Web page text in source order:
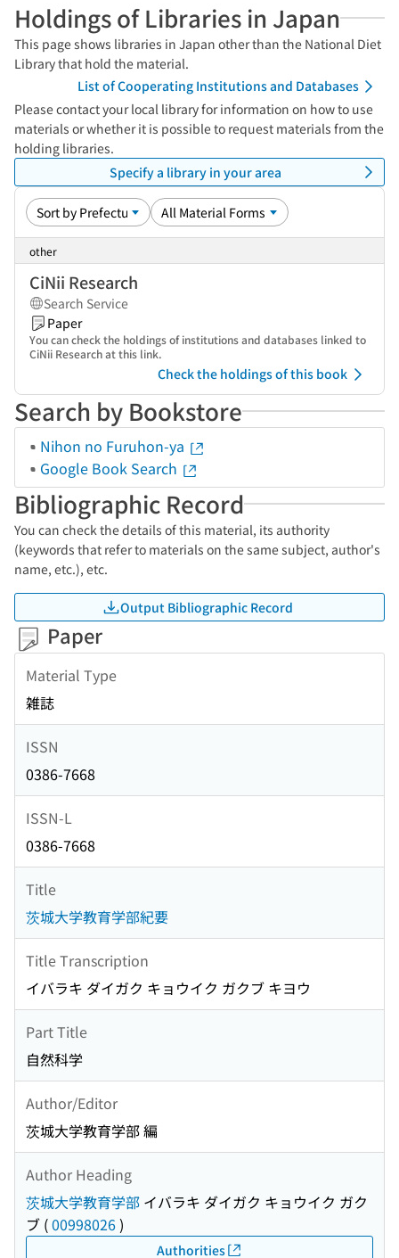
Holdings of Libraries in Japan
This page shows libraries in Japan other than the National Diet
Library that hold the material.
List of Cooperating Institutions and Databases
Please contact your local library for information on how to use
materials or whether it is possible to request materials from the
holding libraries.
Specify a library in your area
other
CiNii Research
Search Service
Paper
You can check the holdings of institutions and databases linked to
CiNii Research at this link.
Check the holdings of this book
Search by Bookstore
Nihon no Furuhon-ya
Google Book Search
Bibliographic Record
You can check the details of this material, its authority
(keywords that refer to materials on the same subject, author's
name, etc.), etc.
Output Bibliographic Record
Paper
Material Type
雑誌
ISSN
0386-7668
ISSN-L
0386-7668
Title
茨城大学教育学部紀要
Title Transcription
イバラキ ダイガク キョウイク ガクブ キヨウ
Part Title
自然科学
Author/Editor
茨城大学教育学部 編
Author Heading
茨城大学教育学部 イバラキ ダイガク キョウイク ガク
ブ (00998026)
Authorities